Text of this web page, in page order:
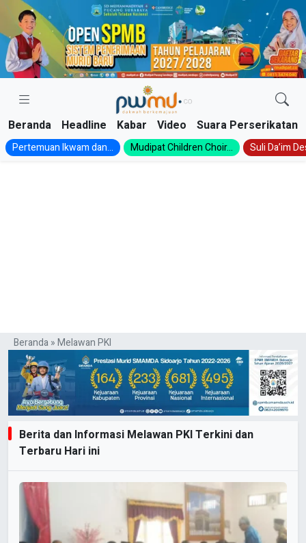
Skip
content
Beranda Headline Kabar Video Suara Perserikatan
Pertemuan Ikwam dan... Mudipat Children Choir... Suli Da’im
Beranda»Melawan PKI
Berita dan Informasi Melawan PKI Terkini dan
Terbaru Hari ini